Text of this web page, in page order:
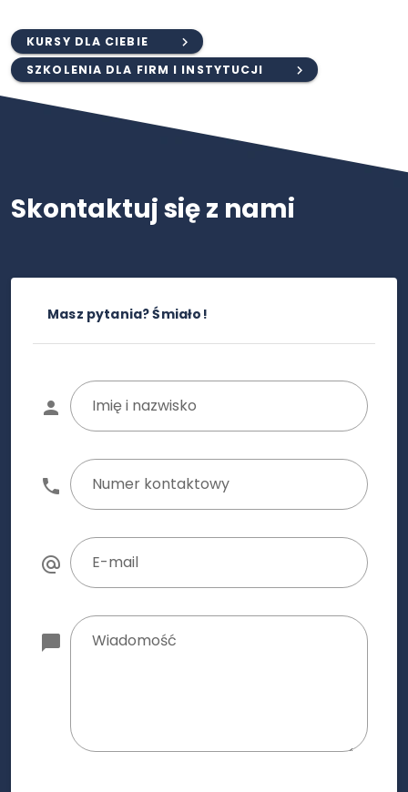
KURSY DLA CIEBIE
SZKOLENIA DLA FIRM I INSTYTUCJI
Skontaktuj się z nami
Masz pytania? Śmiało!
Imię i nazwisko
Numer kontaktowy
E-mail
Wiadomość